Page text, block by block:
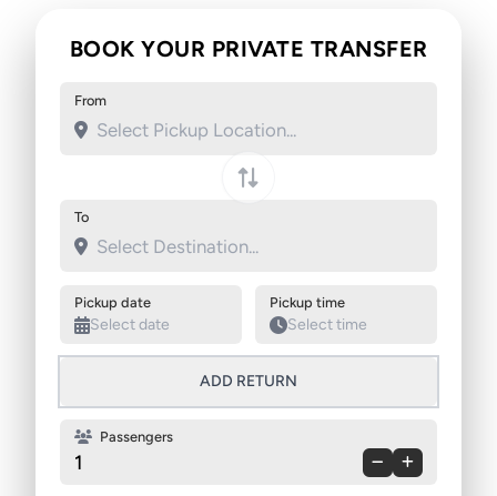
BOOK YOUR PRIVATE TRANSFER
From
Swap pickup and destination
To
Pickup date Pickup time
ADD RETURN
Passengers
1